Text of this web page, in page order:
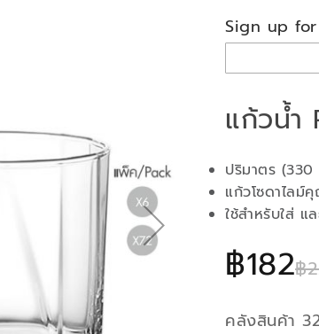
แก้วน้ำ
฿182฿
คลังสินค้า
ปริมาตร
แก้วโซดาไลม์
ใช้สำหรับใส่ แ
Sign up